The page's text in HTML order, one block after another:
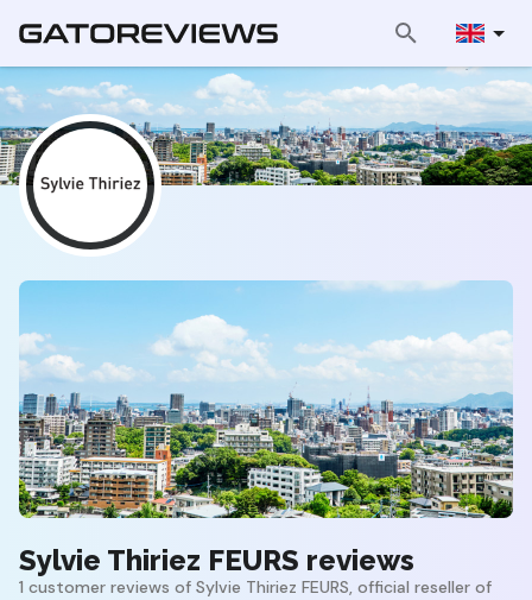
Sylvie Thiriez FEURS reviews
1 customer reviews of Sylvie Thiriez FEURS, official reseller of